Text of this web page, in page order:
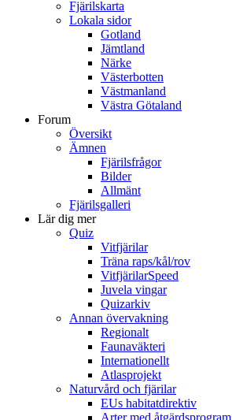
Fjärilskarta
Lokala sidor
Gotland
Jämtland
Närke
Västerbotten
Västmanland
Västra Götaland
Forum
Översikt
Ämnen
Fjärilsfrågor
Bilder
Allmänt
Fjärilsgalleri
Lär dig mer
Quiz
Vitfjärilar
Träna raps/kål/rov
VitfjärilarSpeed
Juvela vingar
Quizarkiv
Annan övervakning
Regionalt
Faunaväkteri
Internationellt
Atlasprojekt
Naturvård och fjärilar
EUs habitatdirektiv
Arter med åtgärdsprogram